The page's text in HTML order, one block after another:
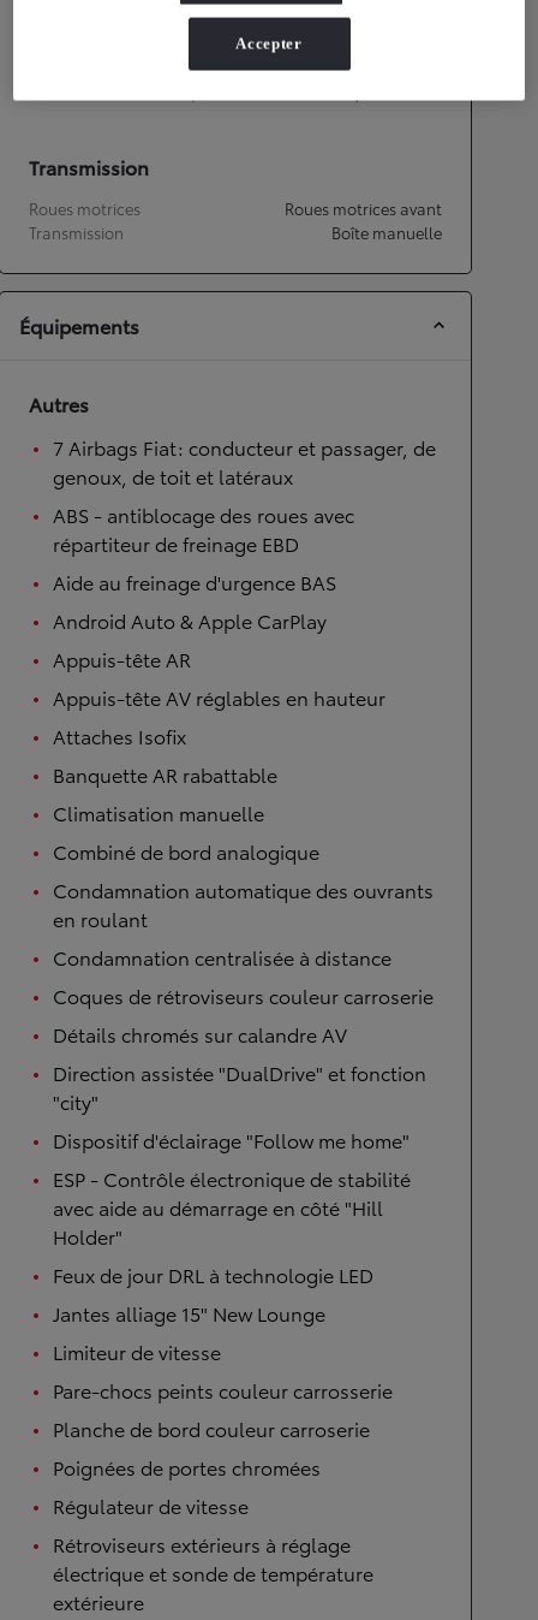
Transmission
Roues motrices
Roues motrices avant
Transmission
Boîte manuelle
Équipements
Autres
7 Airbags Fiat: conducteur et passager, de
genoux, de toit et latéraux
ABS - antiblocage des roues avec
répartiteur de freinage EBD
Aide au freinage d'urgence BAS
Android Auto & Apple CarPlay
Appuis-tête AR
Appuis-tête AV réglables en hauteur
Attaches Isofix
Banquette AR rabattable
Climatisation manuelle
Combiné de bord analogique
Condamnation automatique des ouvrants
en roulant
Condamnation centralisée à distance
Coques de rétroviseurs couleur carroserie
Détails chromés sur calandre AV
Direction assistée "DualDrive" et fonction
"city"
Dispositif d'éclairage "Follow me home"
ESP - Contrôle électronique de stabilité
avec aide au démarrage en côté "Hill
Holder"
Feux de jour DRL à technologie LED
Jantes alliage 15" New Lounge
Limiteur de vitesse
Pare-chocs peints couleur carrosserie
Planche de bord couleur carroserie
Poignées de portes chromées
Régulateur de vitesse
Rétroviseurs extérieurs à réglage
électrique et sonde de température
extérieure
Accepter